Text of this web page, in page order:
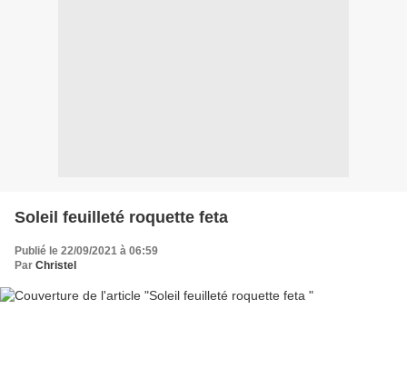
Soleil feuilleté roquette feta
Publié le 22/09/2021 à 06:59
Par Christel